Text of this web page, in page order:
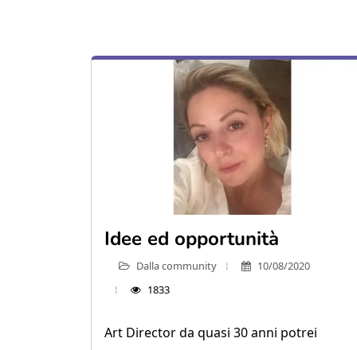
Idee ed opportunità
Dalla community
10/08/2020
1833
Art Director da quasi 30 anni potrei